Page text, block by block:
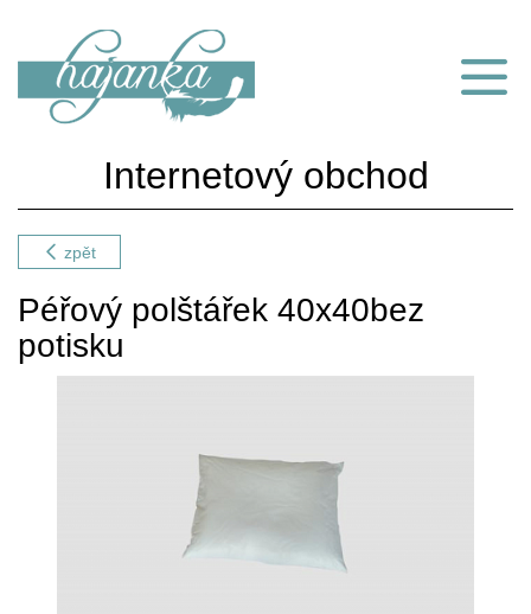
Internetový obchod
zpět
Péřový polštářek 40x40bez
potisku